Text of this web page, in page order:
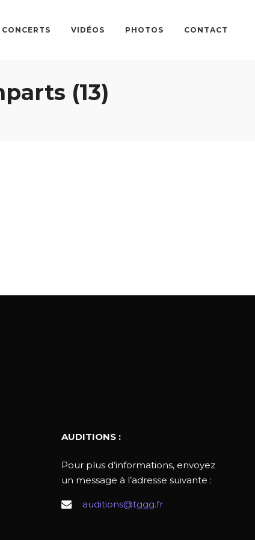
CONCERTS VIDÉOS PHOTOS CONTACT
(13)
AUDITIONS :
Pour plus d’informations, envoyez
un message à l’adresse suivante :
auditions@tggg.fr